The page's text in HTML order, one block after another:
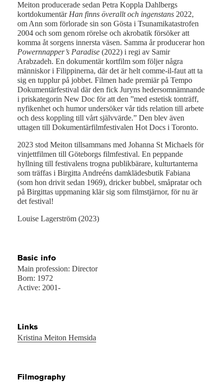
Meiton producerade sedan Petra Koppla Dahlbergs
kortdokumentär Han finns överallt och ingenstans 2022,
om Ann som förlorade sin son Gösta i Tsunamikatastrofen
2004 och som genom rörelse och akrobatik försöker att
komma åt sorgens innersta väsen. Samma år producerar hon
Powernnapper’s Paradise (2022) i regi av Samir
Arabzadeh. En dokumentär kortfilm som följer några
människor i Filippinerna, där det är helt comme-il-faut att ta
sig en tupplur på jobbet. Filmen hade premiär på Tempo
Dokumentärfestival där den fick Juryns hedersomnämnande
i priskategorin New Doc för att den ”med estetisk tonträff,
nyfikenhet och humor undersöker vår tids relation till arbete
och dess koppling till vårt självvärde.” Den blev även
uttagen till Dokumentärfilmfestivalen Hot Docs i Toronto.
2023 stod Meiton tillsammans med Johanna St Michaels för
vinjettfilmen till Göteborgs filmfestival. En peppande
hyllning till festivalens trogna publikbärare, kulturtanterna
som träffas i Birgitta Andreéns damklädesbutik Fabiana
(som hon drivit sedan 1969), dricker bubbel, småpratar och
på Birgittas uppmaning klär sig som filmstjärnor, för nu är
det festival!
Louise Lagerström (2023)
Basic info
Main profession: Director
Born: 1972
Active: 2001-
Links
Kristina Meiton Hemsida
Filmography